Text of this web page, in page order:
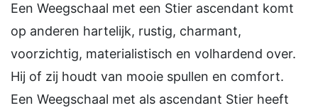
Een Weegschaal met een Stier ascendant komt
op anderen hartelijk, rustig, charmant,
voorzichtig, materialistisch en volhardend over.
Hij of zij houdt van mooie spullen en comfort.
Een Weegschaal met als ascendant Stier heeft